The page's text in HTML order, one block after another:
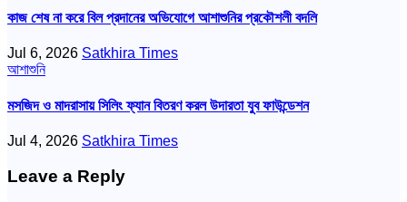
কাজ শেষ না করে বিল প্রদানের অভিযোগে আশাশুনির প্রকৌশলী বদলি
Jul 6, 2026 Satkhira Times
আশাশুনি
মসজিদ ও মাদরাসায় সিলিং ফ্যান বিতরণ করল উদারতা যুব ফাউন্ডেশন
Jul 4, 2026 Satkhira Times
Leave a Reply